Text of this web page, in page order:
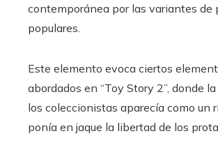
contemporánea por las variantes de
populares.
Este elemento evoca ciertos
abordados en “Toy Story 2”, donde
los coleccionistas aparecía como un
ponía en jaque la libertad de los